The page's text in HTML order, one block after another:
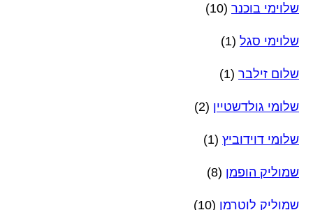
שלוימי בוכנר (10)
שלוימי סגל (1)
שלום זילבר (1)
שלומי גולדשטיין (2)
שלומי דוידוביץ (1)
שמוליק הופמן (8)
שמוליק לוטרמן (10)